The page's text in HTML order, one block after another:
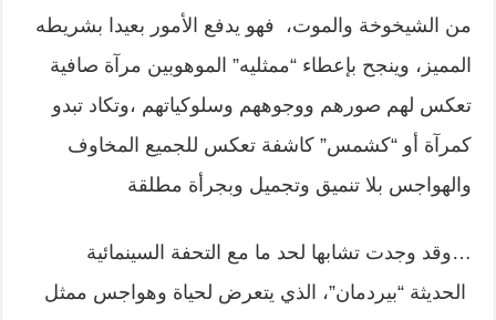
من الشيخوخة والموت، فهو يدفع الأمور بعيدا بشريطه
المميز، وينجح بإعطاء “ممثليه” الموهوبين مرآة صافية
تعكس لهم صورهم ووجوههم وسلوكياتهم ،وتكاد تبدو
كمرآة أو “كشمس” كاشفة تعكس للجميع المخاوف
والهواجس بلا تنميق وتجميل وبجرأة مطلقة
…وقد وجدت تشابها لحد ما مع التحفة السينمائية
الحديثة “بيردمان”، الذي يتعرض لحياة وهواجس ممثل